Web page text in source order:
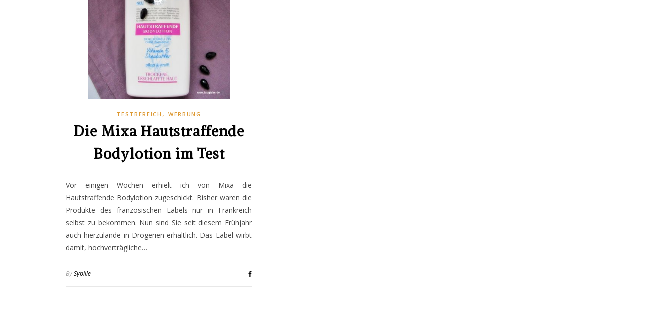
TESTBEREICH , WERBUNG
Die Mixa Hautstraffende
Bodylotion im Test
Vor einigen Wochen erhielt ich von Mixa die
Hautstraffende Bodylotion zugeschickt. Bisher waren die
Produkte des französischen Labels nur in Frankreich
selbst zu bekommen. Nun sind Sie seit diesem Frühjahr
auch hierzulande in Drogerien erhältlich. Das Label wirbt
damit, hochverträgliche…
BySybille